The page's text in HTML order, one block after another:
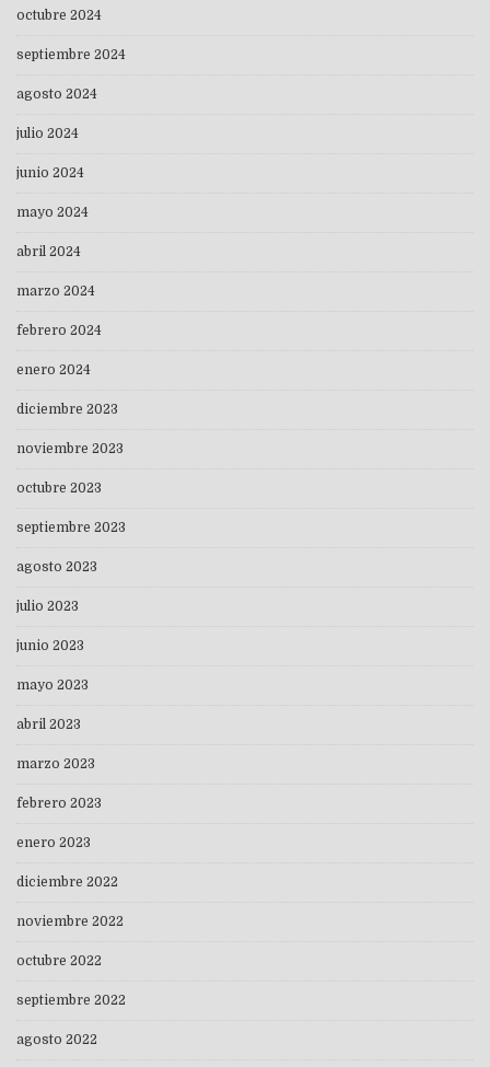
octubre 2024
septiembre 2024
agosto 2024
julio 2024
junio 2024
mayo 2024
abril 2024
marzo 2024
febrero 2024
enero 2024
diciembre 2023
noviembre 2023
octubre 2023
septiembre 2023
agosto 2023
julio 2023
junio 2023
mayo 2023
abril 2023
marzo 2023
febrero 2023
enero 2023
diciembre 2022
noviembre 2022
octubre 2022
septiembre 2022
agosto 2022